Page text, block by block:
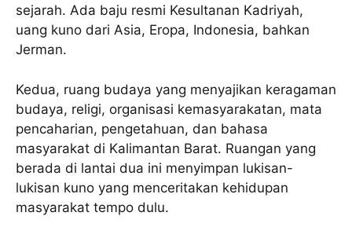
sejarah. Ada baju resmi Kesultanan Kadriyah,
uang kuno dari Asia, Eropa, Indonesia, bahkan
Jerman.
Kedua, ruang budaya yang menyajikan keragaman
budaya, religi, organisasi kemasyarakatan, mata
pencaharian, pengetahuan, dan bahasa
masyarakat di Kalimantan Barat. Ruangan yang
berada di lantai dua ini menyimpan lukisan-
lukisan kuno yang menceritakan kehidupan
masyarakat tempo dulu.